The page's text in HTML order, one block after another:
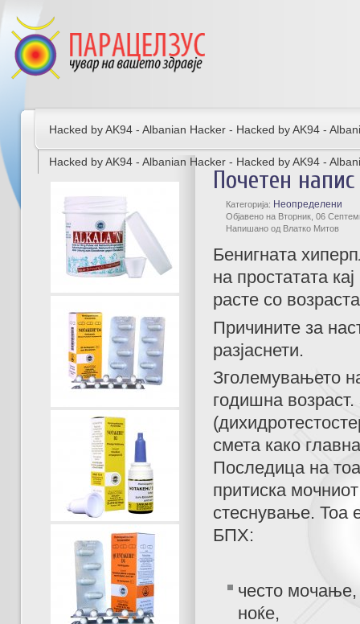
Hacked by AK94 - Albanian Hacker - Hacked by AK94 -
Hacked by AK94 - Albanian Hacker - Hacked by AK94 -
Почетен
Категорија: Неопределени
Објавено на Вторник, 06
Напишано од Влатко Митов
Бенигната
на простатата
расте со
Причините за
разјаснети.
Зголемувањето
годишна
смета како
Последица на
притиска
стеснување. Тоа
БПХ:
често
ноќе,